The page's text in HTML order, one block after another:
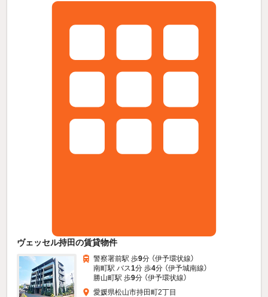
ヴェッセル持田の賃貸物件
警察署前駅 歩9分 （伊予環状線）
南町駅 バス1分 歩4分 （伊予城南線）
勝山町駅 歩9分 （伊予環状線）
愛媛県松山市持田町2丁目